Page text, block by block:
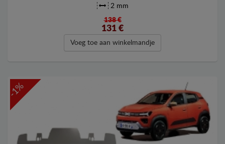
2 mm
138 €
131 €
Voeg toe aan winkelmandje
-1%